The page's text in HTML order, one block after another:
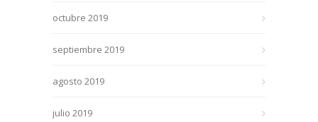
octubre 2019
septiembre 2019
agosto 2019
julio 2019